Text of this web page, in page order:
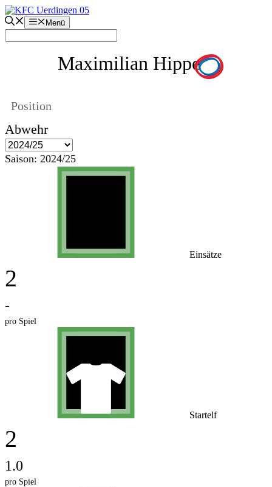
Zum
Inhalt
springen
Menü
Maximilian Hippe
Position
Abwehr
Saison: 2024/25
Einsätze
2
-
pro Spiel
Startelf
2
1.0
pro Spiel